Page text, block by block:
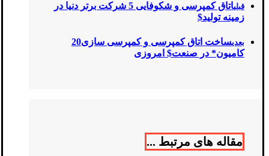
قبلی
اتاق کمپرسی و شکوفایی 5 شرکت برتر دنیا در
زمینه تولید$
بعدی
ساخت اتاق کمپرسی و کمپرسی سازی20
کامیون* در صنعت$ امروزی
مقاله های مرتبط ...